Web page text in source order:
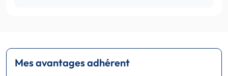
Mes avantages adhérent